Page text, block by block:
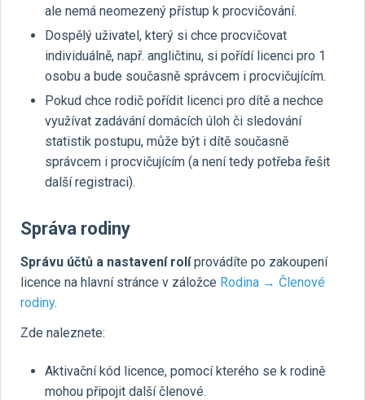
ale nemá neomezený přístup k procvičování.
Dospělý uživatel, který si chce procvičovat
individuálně, např. angličtinu, si pořídí licenci pro 1
osobu a bude současně správcem i procvičujícím.
Pokud chce rodič pořídit licenci pro dítě a nechce
využívat zadávání domácích úloh či sledování
statistik postupu, může být i dítě současně
správcem i procvičujícím (a není tedy potřeba řešit
další registraci).
Správa rodiny
Správu účtů a nastavení rolíprovádíte po zakoupení
licence na hlavní stránce v záložce Rodina → Členové
rodiny.
Zde naleznete:
Aktivační kód licence, pomocí kterého se k rodině
mohou připojit další členové.